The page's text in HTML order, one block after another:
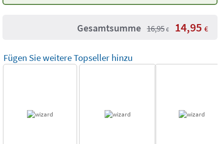
Gesamtsumme 16,95 € 14,95 €
Fügen Sie weitere Topseller hinzu